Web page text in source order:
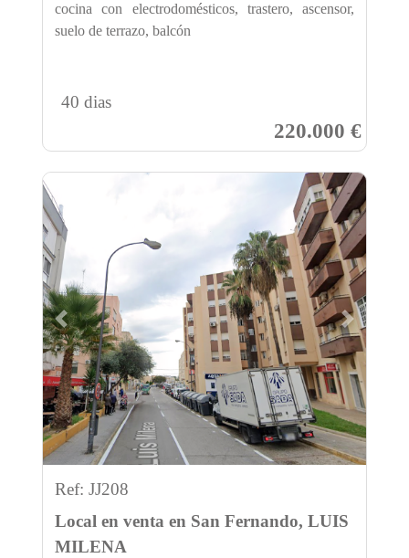
cocina con electrodomésticos, trastero, ascensor,
suelo de terrazo, balcón
40 dias
220.000 €
Previous Next
Ref: JJ208
Local en venta en San Fernando, LUIS
MILENA